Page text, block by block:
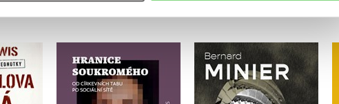
Hranice soukromého
Tiffany Jenkins
Oko
Bernard Minier